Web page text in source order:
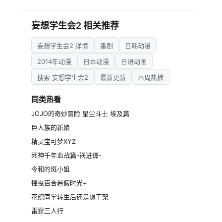
外表端
庄秀丽，却有着极大脑洞和极强妄想能力的学生
会会长天草筱（日笠阳子 配音）、个性成熟可靠
但有时候会语出惊人的七条天空（佐藤聪美 配
音）、智商超哥但个性如同小学生一样傲娇的荻
村铃（矢作纱友里 配音），在三位古灵精怪的女
妄想学生会2 相关推荐
妄想学生会2 详情 番剧
日韩动漫
2014年动漫
日本动漫
日语动画
搜索 妄想学生会2
最新更新 本周热播
同类热看
JOJO的奇妙冒险 星尘斗士 埃及篇
巨人族的新娘
精灵宝可梦XYZ
死神千年血战篇-祸进谭-
令和的斑小姐
摇曳百合暑假时光+
花织同学转生后还是想干架
雷霆三人行